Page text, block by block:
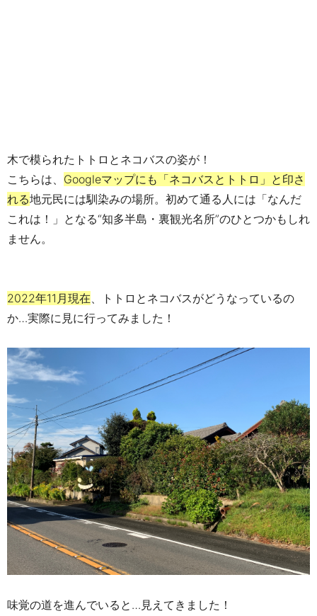
木で模られたトトロとネコバスの姿が！
こちらは、 Googleマップにも「ネコバスとトトロ」と印さ
れる地元民には馴染みの場所。初めて通る人には「なんだ
これは！」となる“知多半島・裏観光名所”のひとつかもしれ
ません。
2022年11月現在 、トトロとネコバスがどうなっているの
か…実際に見に行ってみました！
味覚の道を進んでいると…見えてきました！